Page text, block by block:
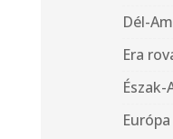
Dél-
Era
Észak-
Európa